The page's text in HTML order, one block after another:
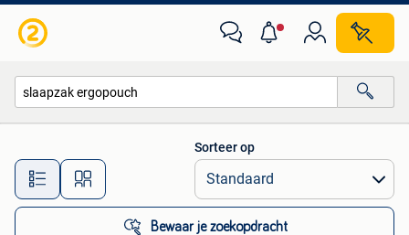
Alle afstanden…
Sorteer op
Bewaar je zoekopdracht